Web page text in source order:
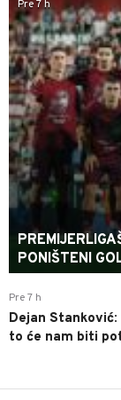
Pre 7 h
PONIŠTENI
Pre 7 h
Dejan
to će nam biti